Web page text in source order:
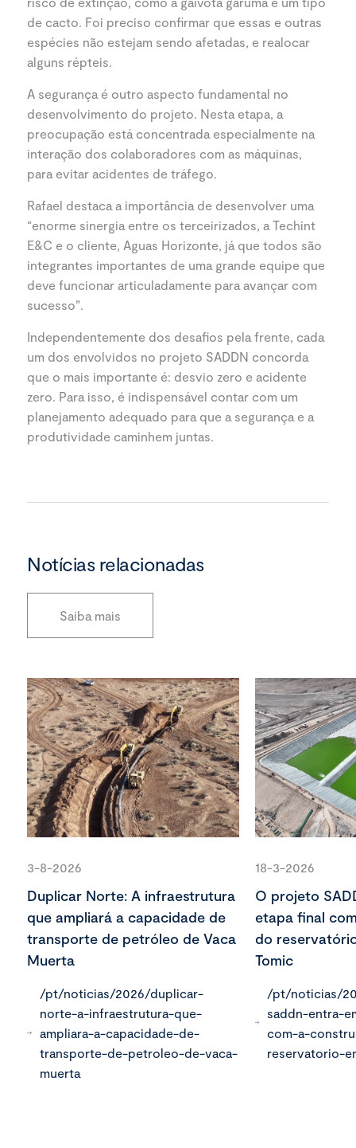
de cacto. Foi preciso confirmar que essas e outras
espécies não estejam sendo afetadas, e realocar
alguns répteis.
A segurança é outro aspecto fundamental no
desenvolvimento do projeto. Nesta etapa, a
preocupação está concentrada especialmente na
interação dos colaboradores com as máquinas,
para evitar acidentes de tráfego.
Rafael destaca a importância de desenvolver uma
“enorme sinergia entre os terceirizados, a Techint
E&C e o cliente, Aguas Horizonte, já que todos são
integrantes importantes de uma grande equipe que
deve funcionar articuladamente para avançar com
sucesso”.
Independentemente dos desafios pela frente, cada
um dos envolvidos no projeto SADDN concorda
que o mais importante é: desvio zero e acidente
zero. Para isso, é indispensável contar com um
planejamento adequado para que a segurança e a
produtividade caminhem juntas.
Notícias relacionadas
Saiba mais
3-8-2026
Duplicar Norte: A infraestrutura
que ampliará a capacidade de
transporte de petróleo de Vaca
Muerta
/pt/noticias/2026/duplicar-
norte-a-infraestrutura-que-
ampliara-a-capacidade-de-
transporte-de-petroleo-de-vaca-
muerta
18-3-2026
O projeto
etapa final
do
Tomic
/pt/noticias/
saddn-entra-
com-a-
reservatorio-